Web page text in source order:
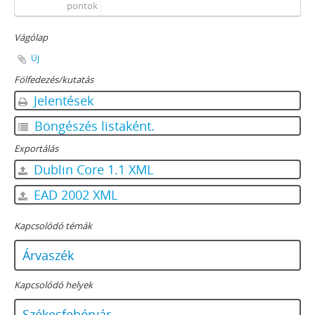
[Fond] 1446 - Székesfehérvár város Néphivatalának iratai, 1948–1949
[fondfőcsoport] VI - KÖZIGAZGATÁS TERÜLETI SZERVEI, 1900 - 1940
[fondfőcsoport] X - EGYESÜLETEK, (TÖMEG)SZERVEZETEK, PÁRTOK, 1948 - 2012
[fondfőcsoport] XI - GAZDASÁGI SZERVEK, 1929 - 1930
[fondfőcsoport] XIII - CSALÁDOK IRATAI, 1715 - 2015
[fondfőcsoport] XIV - SZEMÉLYEK IRATAI, 1822 - 2012
[fondfőcsoport] XVI - TANÁCSKÖZTÁRSASÁG IRATAI, 1919
[fondfőcsoport] XVII - NÉPHATALMI ÉS KÜLÖNLEGES FELADATOKRA LÉTREJÖTT BIZOTTSÁGOK, 1945 - 1971
[fondfőcsoport] XXIII - SZÉKESFEHÉRVÁR JÁRÁSI JOGÚ VÁROS TANÁCSA LEVÉLTÁRA, 1950–1989 (1990)
[fondfőcsoport] XXIV - AZ ÁLLAMIGAZGATÁS TERÜLETI SZERVEI, 1960 - 2000
[fondfőcsoport] XXV - A JOGSZOLGÁLTATÁS TERÜLETI SZERVEI, 1944 - 1991
[fondfőcsoport] XXIX - VÁLLALATOK IRATAI, 1921 - 2012
[fondfőcsoport] XXX - SZÖVETKEZETEK, 1960 - 2012
[fondfőcsoport] XXXIII - LEVÉLTÁRI KEZELÉSRE UTALT IRATOK, 1815–2015
[fondfőcsoport] XXXV - MSZMP ARCHÍVUMOK, 1970–1988
pontok
Vágólap
Új
Fölfedezés/kutatás
Jelentések
Böngészés listaként.
Exportálás
Dublin Core 1.1 XML
EAD 2002 XML
Kapcsolódó témák
Árvaszék
Kapcsolódó helyek